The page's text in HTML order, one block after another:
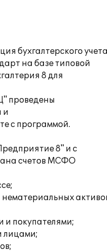
бухгалтерского
на базе типовой
8 для
проведены
и
с программой.
8" и с
счетов МСФО
нематериальных
и покупателями;
лицами;